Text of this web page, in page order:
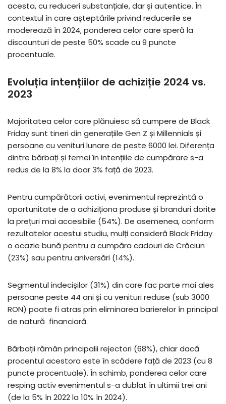
acesta, cu reduceri substanțiale, dar și autentice. În
contextul în care așteptările privind reducerile se
moderează în 2024, ponderea celor care speră la
discounturi de peste 50% scade cu 9 puncte
procentuale.
Evoluția intențiilor de achiziție 2024 vs.
2023
Majoritatea celor care plănuiesc să cumpere de Black
Friday sunt tineri din generațiile Gen Z și Millennials și
persoane cu venituri lunare de peste 6000 lei. Diferența
dintre bărbați și femei în intențiile de cumpărare s-a
redus de la 8% la doar 3% față de 2023.
Pentru cumpărătorii activi, evenimentul reprezintă o
oportunitate de a achiziționa produse și branduri dorite
la prețuri mai accesibile (54%). De asemenea, conform
rezultatelor acestuistudiu, mulți consideră Black Friday
o ocazie bună pentru a cumpăra cadouri de Crăciun
(23%) sau pentru aniversări (14%).
Segmentul indecișilor (31%) din care fac parte mai ales
persoane peste 44 ani și cu venituri reduse (sub 3000
RON) poate fi atras prin eliminarea barierelor în principal
de natură financiară.
Bărbații rămân principalii rejectori (68%), chiar dacă
procentul acestora este în scădere față de 2023 (cu 8
puncte procentuale). În schimb, ponderea celor care
resping activ evenimentul s-a dublat în ultimii trei ani
(de la 5% în 2022 la 10% în 2024).